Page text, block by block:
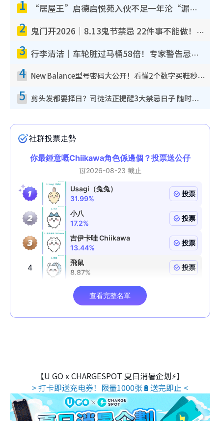
1 “居屋王”启德启悦苑入伙不足一年沦“漏水之王”！插座喷火花致大停电 多户业主全屋家电报废
2 鬼门开2026｜8.13鬼节禁忌 22件事不能做！烧肉、刺身要少食？半夜勿吹口哨/打给个电话
3 行李清洁｜车轮脏过马桶58倍！专家警告忌用酒精擦 教1招免脏手除菌
4 New Balance型号密码大公开！看懂2个数字买鞋秒知功能免中伏 附5大热门鞋款
5 剪头发都要择日？司徒法正提醒3大禁忌日子 随时剪走财运！这日剪发恐“剪寿命”？
【U GO x CHARGESPOT 夏日消暑企划⚡】
> 打卡即送充电券！限量1000张🔋送完即止 <